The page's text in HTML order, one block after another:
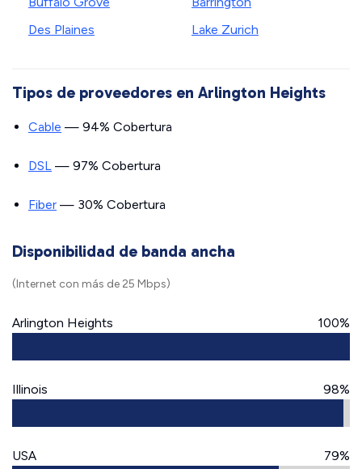
Des Plaines
Lake Zurich
Tipos de proveedores en Arlington Heights
Cable — 94% Cobertura
DSL — 97% Cobertura
Fiber — 30% Cobertura
Disponibilidad de banda ancha
(Internet con más de 25 Mbps)
Arlington Heights 100%
Illinois 98%
USA 79%